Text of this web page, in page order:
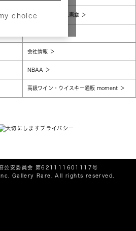
choiceコンプライアンス憲章
会社情報
NBAA
高級ワイン・ウイスキー通販 moment
公安委員会 第621111601117号
Gallery Rare. All rights reserved.